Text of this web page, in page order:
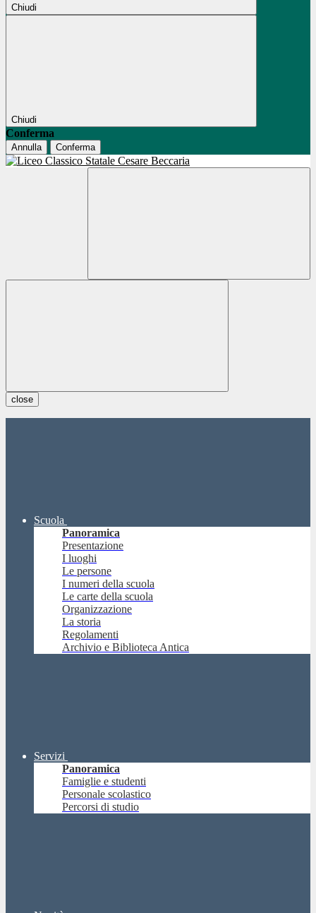
Chiudi
Chiudi
Conferma
Annulla Conferma
close
Scuola
Panoramica
Presentazione
I luoghi
Le persone
I numeri della scuola
Le carte della scuola
Organizzazione
La storia
Regolamenti
Archivio e Biblioteca Antica
Servizi
Panoramica
Famiglie e studenti
Personale scolastico
Percorsi di studio